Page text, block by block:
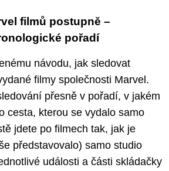
filmů postupně –
pořadí
návodu, jak sledovat
filmy společnosti Marvel.
přesně v pořadí, v jakém
cesta, kterou se vydalo samo
jdete po filmech tak, jak je
představovalo) samo studio
události a části skládačky